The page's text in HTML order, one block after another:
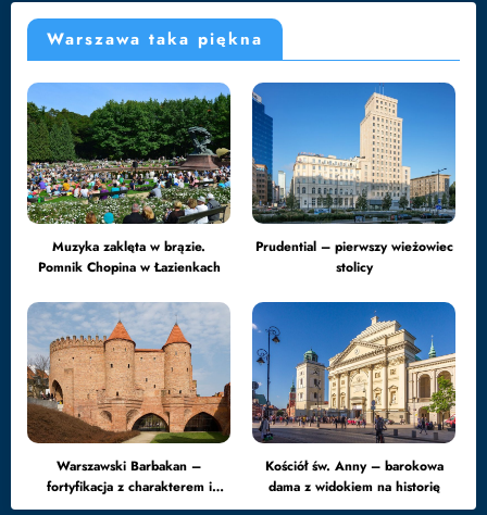
Warszawa taka piękna
Muzyka zaklęta w brązie.
Pomnik Chopina w Łazienkach
Prudential – pierwszy wieżowiec
stolicy
Warszawski Barbakan –
fortyfikacja z charakterem i
drugim życiem
Kościół św. Anny – barokowa
dama z widokiem na historię